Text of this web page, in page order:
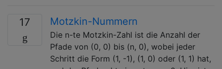
17 Motzkin-Nummern
Die n-te Motzkin-Zahl ist die Anzahl der
Pfade von (0, 0) bis (n, 0), wobei jeder
Schritt die Form (1, -1), (1, 0) oder (1, 1) hat,